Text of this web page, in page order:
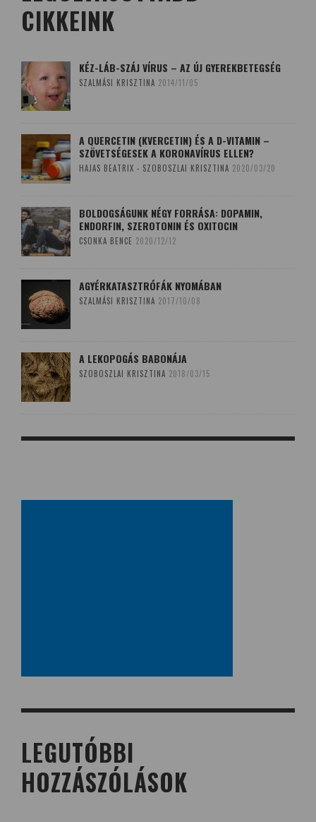
CIKKEINK
KÉZ-LÁB-SZÁJ VÍRUS – AZ ÚJ GYEREKBETEGSÉG
SZALMÁSI KRISZTINA 2014/11/05
A QUERCETIN (KVERCETIN) ÉS A D-VITAMIN –
SZÖVETSÉGESEK A KORONAVÍRUS ELLEN?
HAJAS BEATRIX - SZOBOSZLAI KRISZTINA 2020/03/20
BOLDOGSÁGUNK NÉGY FORRÁSA: DOPAMIN,
ENDORFIN, SZEROTONIN ÉS OXITOCIN
CSONKA BENCE 2020/12/12
AGYÉRKATASZTRÓFÁK NYOMÁBAN
SZALMÁSI KRISZTINA 2017/10/08
A LEKOPOGÁS BABONÁJA
SZOBOSZLAI KRISZTINA 2018/03/15
LEGUTÓBBI
HOZZÁSZÓLÁSOK